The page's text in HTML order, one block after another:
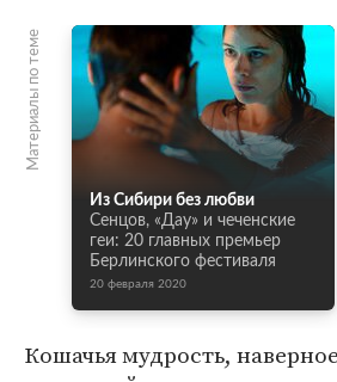
Материалы по теме
Из Сибири без любви
Сенцов, «Дау» и чеченские
геи: 20 главных премьер
Берлинского фестиваля
20 февраля 2020
Кошачья мудрость,